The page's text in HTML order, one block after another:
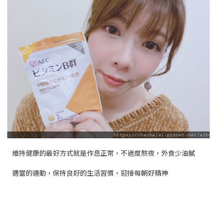
維持健康的最好方式就是作息正常，不過度熬夜，外食少油膩
適當的運動，保持良好的生活習慣，迎接每朝好精神